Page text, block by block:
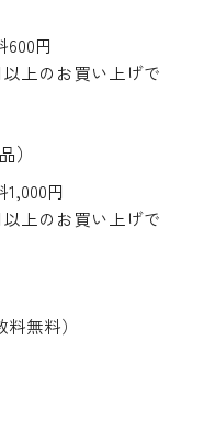
円
上のお買い上げで
円
上のお買い上げで
無料）